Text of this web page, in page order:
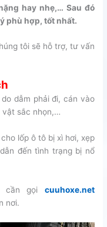
hay nhẹ,… Sau đó
phù hợp, tốt nhất.
tôi sẽ hỗ trợ, tư vấn
dẫm phải đi, cán vào
vật sắc nhọn,…
lốp ô tô bị xì hơi, xẹp
đến tình trạng bị nổ
cần gọi cuuhoxe.net
nơi.